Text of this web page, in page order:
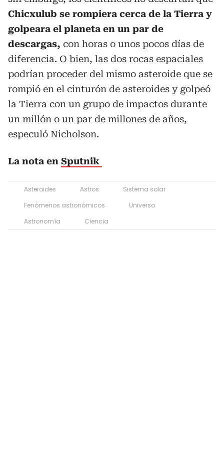
Chicxulub se rompiera cerca de la Tierra y
golpeara el planeta en un par de
descargas, con horas o unos pocos días de
diferencia. O bien, las dos rocas espaciales
podrían proceder del mismo asteroide que se
rompió en el cinturón de asteroides y golpeó
la Tierra con un grupo de impactos durante
un millón o un par de millones de años,
especuló Nicholson.
La nota en Sputnik
Asteroides Astros
Sistema solar
Fenómenos astronómicos
Universo
Astronomía
Ciencia